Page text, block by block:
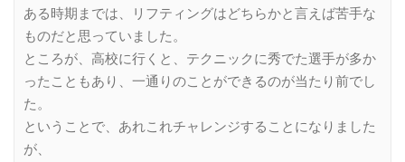
ある時期までは、リフティングはどちらかと言えば苦手な
ものだと思っていました。
ところが、高校に行くと、テクニックに秀でた選手が多か
ったこともあり、一通りのことができるのが当たり前でし
た。
ということで、あれこれチャレンジすることになりました
が、